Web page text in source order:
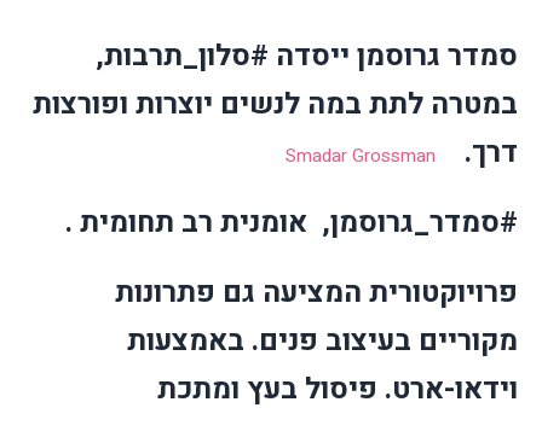
סמדר גרוסמן ייסדה #סלון_תרבות,
במטרה לתת במה לנשים יוצרות ופורצות
דרך.
Smadar Grossman
#סמדר_גרוסמן, אומנית רב תחומית .
פרויוקטורית המציעה גם פתרונות
מקוריים בעיצוב פנים. באמצעות
וידאו-ארט. פיסול בעץ ומתכת